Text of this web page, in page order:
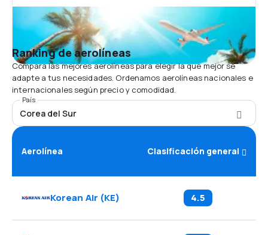
Ranking de aerolíneas
Compara las mejores aerolíneas para elegir la que mejor se
adapte a tus necesidades. Ordenamos aerolíneas nacionales e
internacionales según precio y comodidad.
País
Corea del Sur
Aerolínea Clasificación general
Korean Air (KE) 4.5